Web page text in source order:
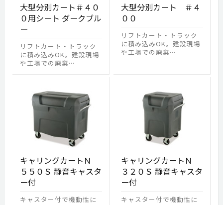
大型分別カート＃４０
０用シート ダークブル
ー
リフトカート・トラック
に積み込みOK。建設現場
や工場での廃棄…
大型分別カート ＃４
００
リフトカート・トラック
に積み込みOK。建設現場
や工場での廃棄…
キャリングカートＮ
５５０Ｓ 静音キャスタ
ー付
キャスター付で機動性に
キャリングカートＮ
３２０Ｓ 静音キャスタ
ー付
キャスター付で機動性に